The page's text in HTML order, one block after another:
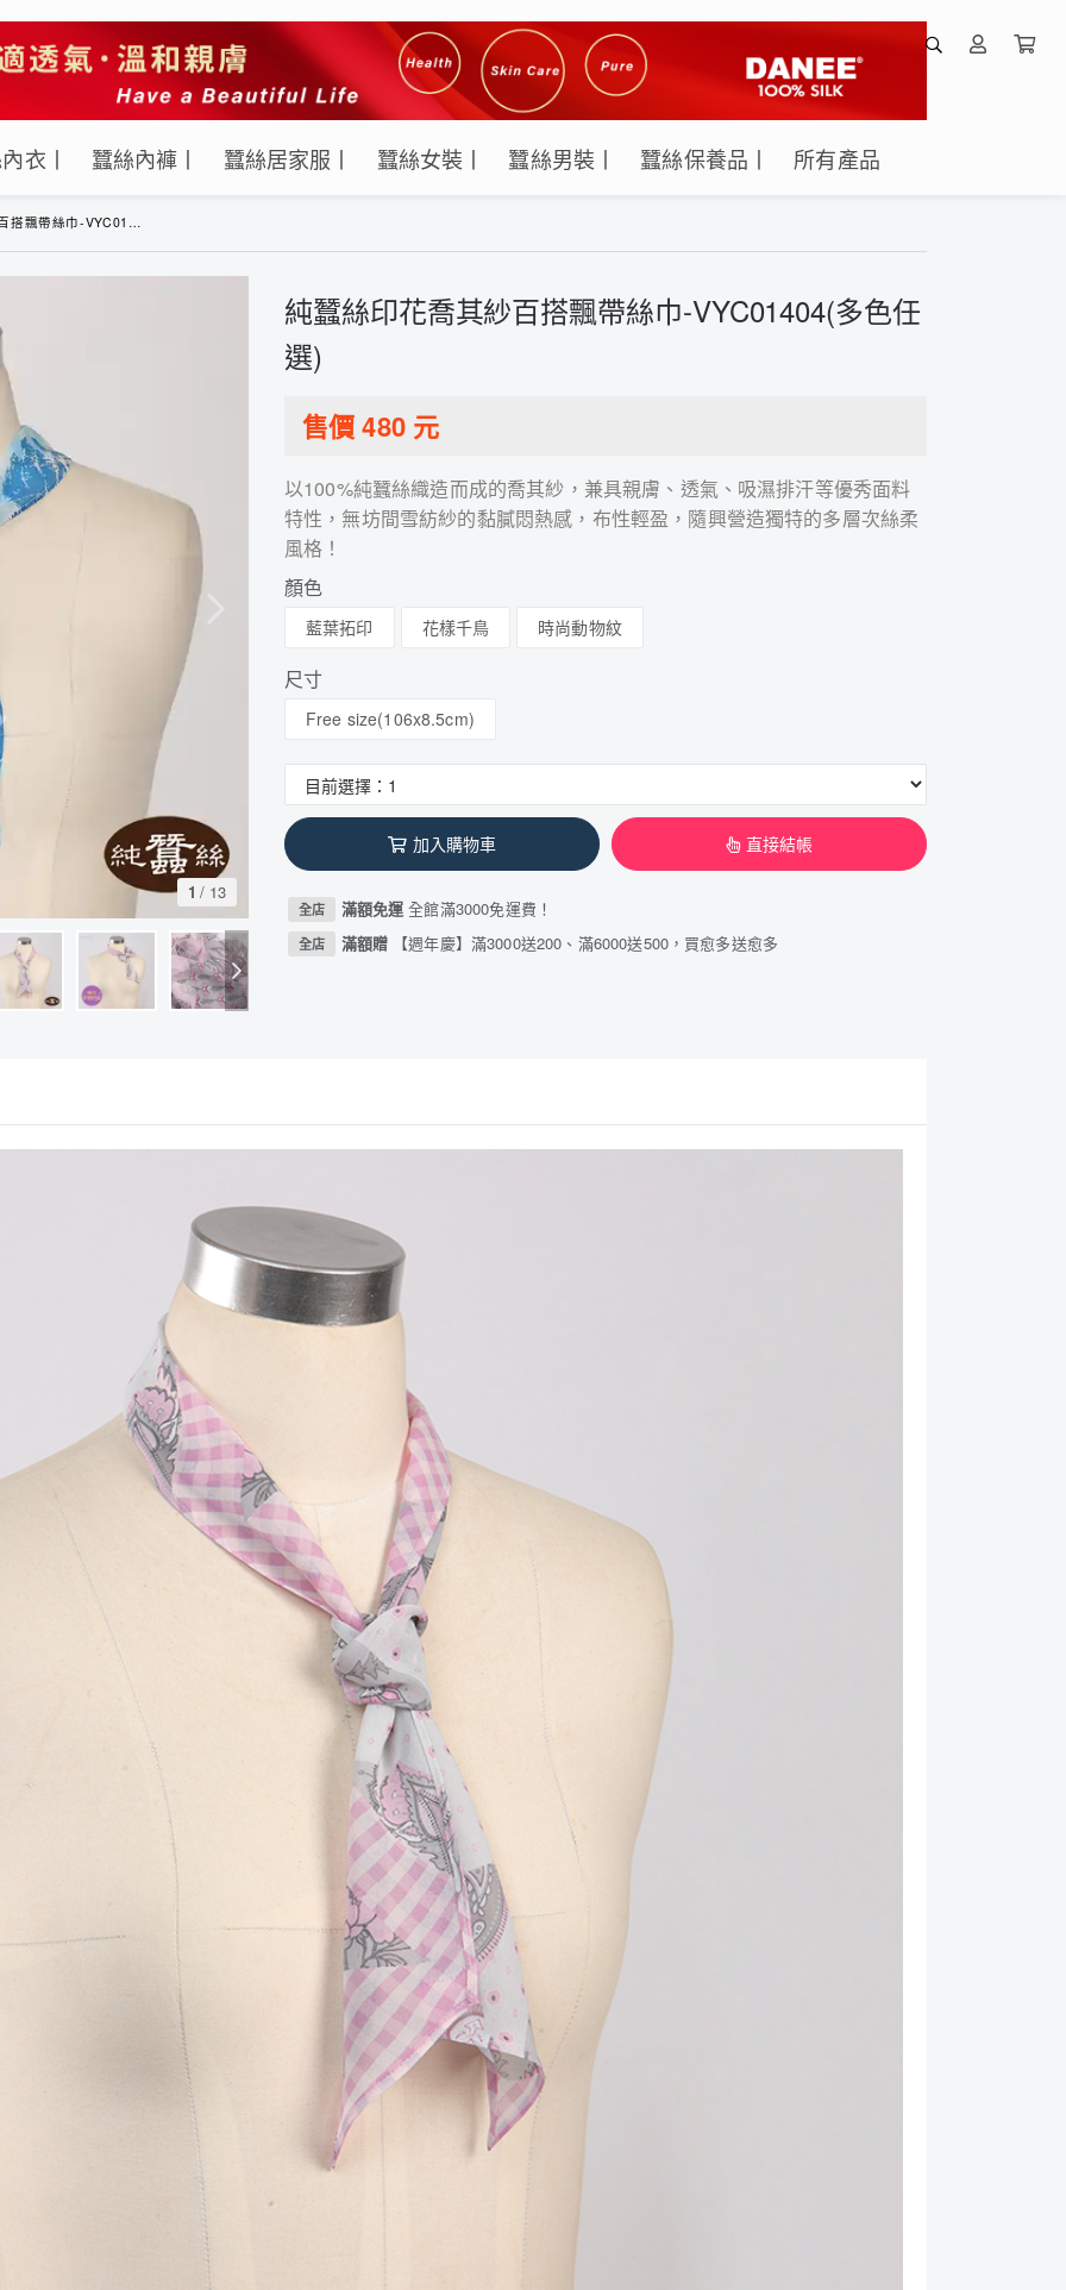
衣丨 蠶絲內褲丨 蠶絲居家服丨 蠶絲女裝丨 蠶絲男裝丨 蠶絲保養品丨 所有產品
絲巾-VYC01404(多色任選)
1 / 13
純蠶絲印花喬其紗百搭飄帶絲巾-VYC01404(多色任
選)
售價480元
以100%純蠶絲織造而成的喬其紗，兼具親膚、透氣、吸濕排汗等優秀面料
特性，無坊間雪紡紗的黏膩悶熱感，布性輕盈，隨興營造獨特的多層次絲柔
風格！
顏色
藍葉拓印 花樣千鳥 時尚動物紋
尺寸
Free size(106x8.5cm)
加入購物車 直接結帳
全店 滿額免運全館滿3000免運費！
全店 滿額贈 【週年慶】滿3000送200、滿6000送500，買愈多送愈多